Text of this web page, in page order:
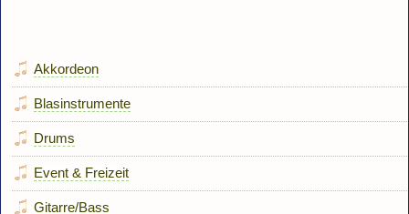
Akkordeon
Blasinstrumente
Drums
Event & Freizeit
Gitarre/Bass